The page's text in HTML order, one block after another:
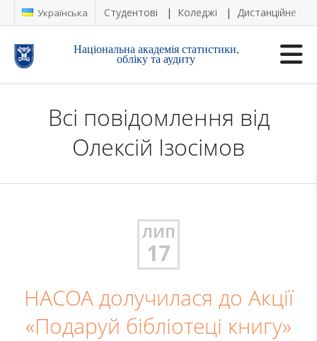
Українська Студентові Коледжі Дистанційне
Національна академія статистики,
обліку та аудиту
Всі повідомлення від
Олексій Ізосімов
ЛИП
17
НАСОА долучилася до Акції
«Подаруй бібліотеці книгу»